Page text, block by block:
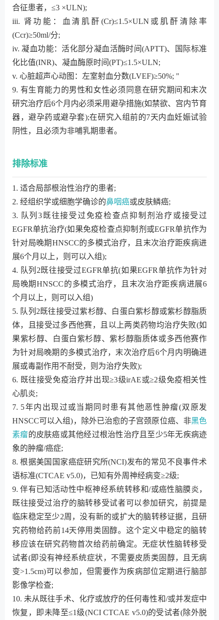
合征患者，≤3 ×ULN);
iii. 肾功能：血清肌酐(Cr)≤1.5×ULN或肌酐清除率
(Ccr)≥50ml/分;
iv. 凝血功能：活化部分凝血活酶时间(APTT)、国际标准
化比值(INR)、凝血酶原时间(PT)≤1.5×ULN;
v. 心脏超声心动图：左室射血分数(LVEF)≥50%; "
9. 有生育能力的男性和女性必须同意在研究期间和末次
研究治疗后6个月内必须采用避孕措施(如禁欲、宫内节育
器，避孕药或避孕套);在研究入组前的7天内血妊娠试验
阴性，且必须为非哺乳期患者。
排除标准
1. 适合局部根治性治疗的患者;
2. 经组织学或细胞学确诊的鼻咽癌或皮肤鳞癌;
3. 队列3既往接受过免疫检查点抑制剂治疗或接受过
EGFR单抗治疗(如果免疫检查点抑制剂或EGFR单抗作为
针对局晚期HNSCC的多模式治疗，且末次治疗距疾病进
展6个月以上，则可以入组);
4. 队列2既往接受过EGFR单抗(如果EGFR单抗作为针对
局晚期HNSCC的多模式治疗，且末次治疗距疾病进展6
个月以上，则可以入组)
5. 队列2既往接受过紫杉醇、白蛋白紫杉醇或紫杉醇脂质
体，且接受过多西他赛，且以上两类药物均治疗失败(如
果紫杉醇、白蛋白紫杉醇、紫杉醇脂质体或多西他赛作
为针对局晚期的多模式治疗，末次治疗后6个月内明确进
展或毒副作用不耐受，则为治疗失败);
6. 既往接受免疫治疗并出现≥3级irAE或≥2级免疫相关性
心肌炎;
7. 5年内出现过或当期同时患有其他恶性肿瘤(双原发
HNSCC可以入组)，除外已治愈的子宫颈原位癌、非黑色
素瘤的皮肤癌或其他经过根治性治疗且至少5年无疾病迹
象的肿瘤/癌症;
8. 根据美国国家癌症研究所(NCI)发布的常见不良事件术
语标准(CTCAE v5.0)，已知有外周神经病变≥2级;
9. 伴有已知活动性中枢神经系统转移和/或癌性脑膜炎，
既往接受过治疗的脑转移受试者可以参加研究，前提是
临床稳定至少2周，没有新的或扩大的脑转移证据，且研
究药物给药前14天停用类固醇。这个定义中稳定的脑转
移应该在研究药物首次给药前确定。无症状性脑转移受
试者(即没有神经系统症状，不需要皮质类固醇，且无病
变>1.5cm)可以参加，但需要作为疾病部位定期进行脑部
影像学检查;
10. 未从既往手术、化疗或放疗的任何毒性和/或并发症中
恢复，即未降至≤1级(NCI CTCAE v5.0)的受试者(除外脱